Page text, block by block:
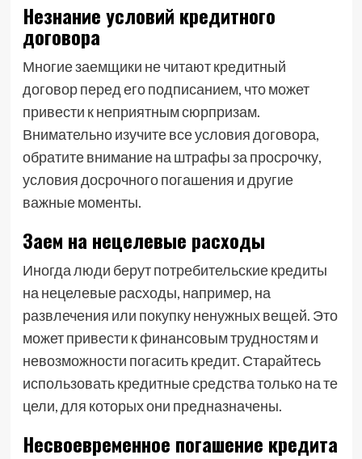
Незнание условий кредитного
договора
Многие заемщики не читают кредитный
договор перед его подписанием, что может
привести к неприятным сюрпризам.
Внимательно изучите все условия договора,
обратите внимание на штрафы за просрочку,
условия досрочного погашения и другие
важные моменты.
Заем на нецелевые расходы
Иногда люди берут потребительские кредиты
на нецелевые расходы, например, на
развлечения или покупку ненужных вещей. Это
может привести к финансовым трудностям и
невозможности погасить кредит. Старайтесь
использовать кредитные средства только на те
цели, для которых они предназначены.
Несвоевременное погашение кредита